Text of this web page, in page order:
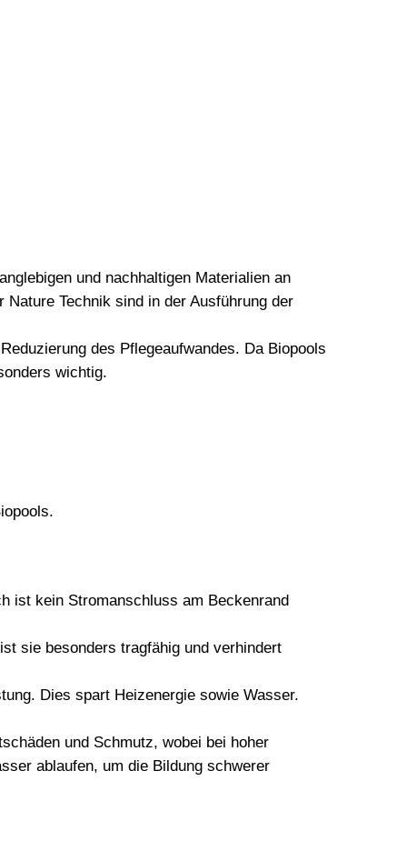
und nachhaltigen Materialien an
Technik sind in der Ausführung der
des Pflegeaufwandes. Da Biopools
wichtig.
ist kein Stromanschluss am Beckenrand
sie besonders tragfähig und verhindert
Dies spart Heizenergie sowie Wasser.
und Schmutz, wobei bei hoher
ablaufen, um die Bildung schwerer